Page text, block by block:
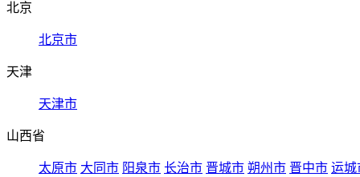
北京
北京市
天津
天津市
山西省
太原市 大同市 阳泉市 长治市 晋城市 朔州市 晋中市 运城